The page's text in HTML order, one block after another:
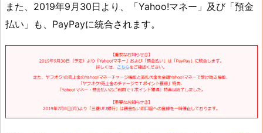
また、2019年9月30日より、「Yahoo!マネー」及び「預金
払い」も、PayPayに統合されます。